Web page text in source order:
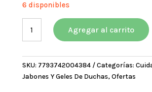
era:
$19750,99.
es:
6 disponibles
Jabón
x
120
g
Agregar al carrito
SKU: 7793742004384 Categorías:
Jabones Y Geles De Duchas, Ofertas